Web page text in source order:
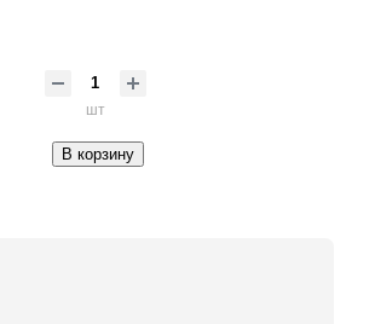
шт
В корзину